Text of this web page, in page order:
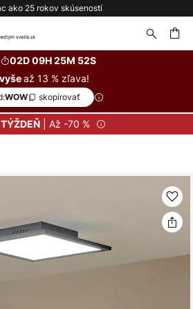
ako 25 rokov skúseností
02D 09H 25M 52S
až 13 % zľava!
WOW skopírovať
| Až -70 %